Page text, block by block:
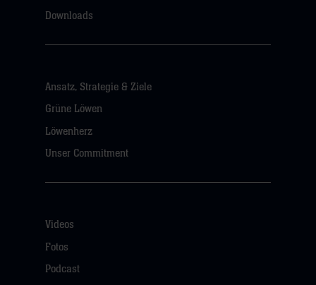
Downloads
Ansatz, Strategie & Ziele
Grüne Löwen
Löwenherz
Unser Commitment
Videos
Fotos
Podcast